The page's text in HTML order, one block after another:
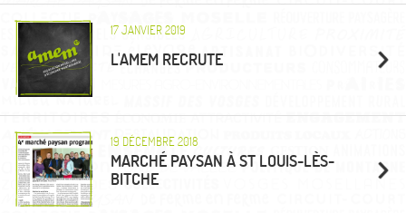
17 JANVIER 2019
L'AMEM RECRUTE
19 DÉCEMBRE 2018
MARCHÉ PAYSAN À ST LOUIS-LÈS-
BITCHE